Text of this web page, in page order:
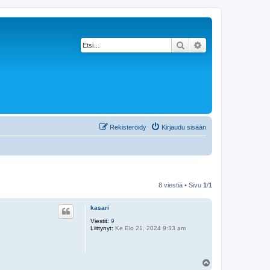
Etsi
Kirjaudu sisään
Rekisteröidy
8 viestiä • Sivu 1/1
kasari
Viestit: 9
Liittynyt: Ke Elo 21, 2024 9:33 am